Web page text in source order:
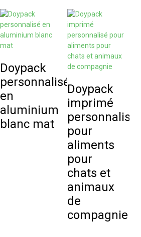
Doypack
personnalisé
en
aluminium
blanc mat
Doypack
imprimé
personnalisé
pour
aliments
pour
chats et
animaux
de
compagnie